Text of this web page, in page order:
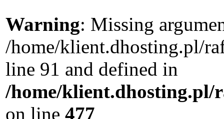
Warning: Missing
/home/klient.dhosting.pl/
line 91 and defined in
/home/klient.dhosting.pl/
on line 477